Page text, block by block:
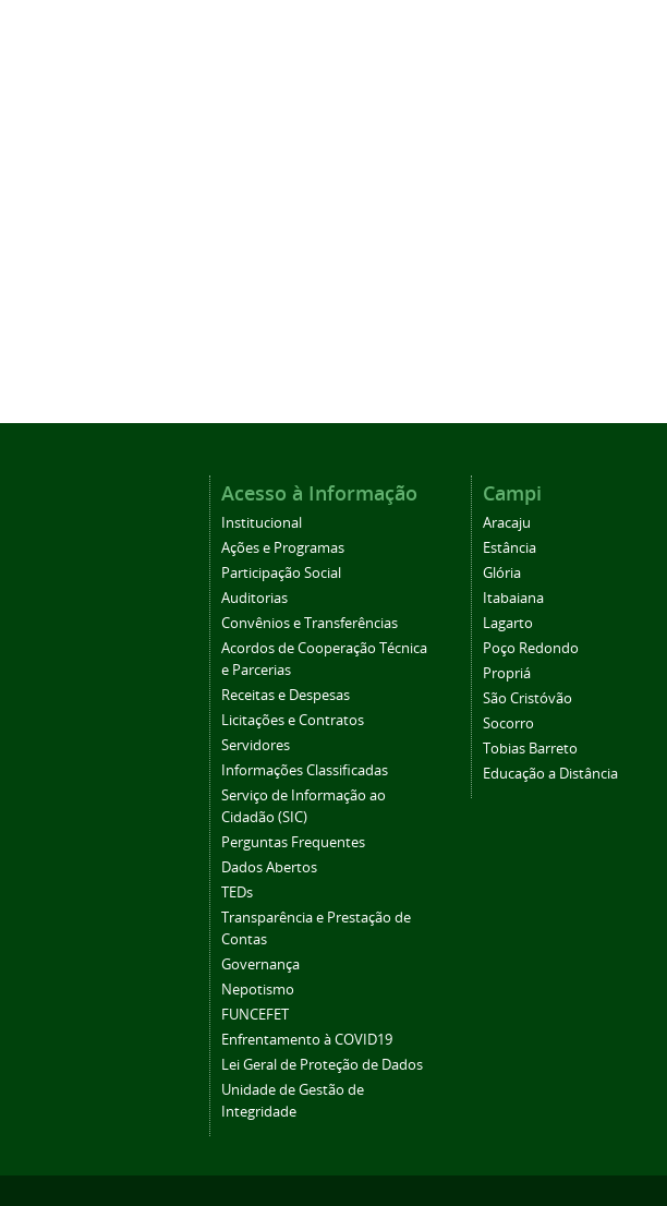
Acesso à Informação
Institucional
Ações e Programas
Participação Social
Auditorias
Convênios e Transferências
Acordos de Cooperação Técnica
e Parcerias
Receitas e Despesas
Licitações e Contratos
Servidores
Informações Classificadas
Serviço de Informação ao
Cidadão (SIC)
Perguntas Frequentes
Dados Abertos
TEDs
Transparência e Prestação de
Contas
Governança
Nepotismo
FUNCEFET
Enfrentamento à COVID19
Lei Geral de Proteção de Dados
Unidade de Gestão de
Integridade
Campi
Aracaju
Estância
Glória
Itabaiana
Lagarto
Poço Redondo
Propriá
São Cristóvão
Socorro
Tobias Barreto
Educação a Distância